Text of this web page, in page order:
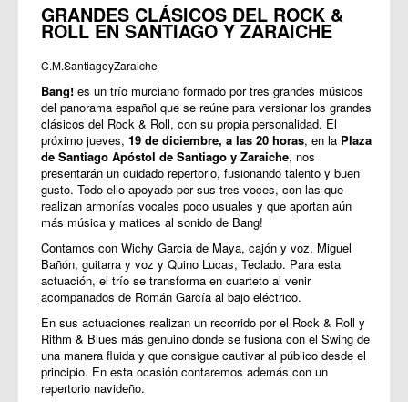
GRANDES CLÁSICOS DEL ROCK &
ROLL EN SANTIAGO Y ZARAICHE
C.M.SantiagoyZaraiche
Bang! es un trío murciano formado por tres grandes músicos
del panorama español que se reúne para versionar los grandes
clásicos del Rock & Roll, con su propia personalidad. El
próximo jueves, 19 de diciembre, a las 20 horas, en la Plaza
de Santiago Apóstol de Santiago y Zaraiche, nos
presentarán un cuidado repertorio, fusionando talento y buen
gusto. Todo ello apoyado por sus tres voces, con las que
realizan armonías vocales poco usuales y que aportan aún
más música y matices al sonido de Bang!
Contamos con Wichy Garcia de Maya, cajón y voz, Miguel
Bañón, guitarra y voz y Quino Lucas, Teclado. Para esta
actuación, el trío se transforma en cuarteto al venir
acompañados de Román García al bajo eléctrico.
En sus actuaciones realizan un recorrido por el Rock & Roll y
Rithm & Blues más genuino donde se fusiona con el Swing de
una manera fluida y que consigue cautivar al público desde el
principio. En esta ocasión contaremos además con un
repertorio navideño.